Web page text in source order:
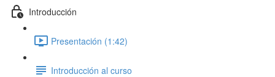
Introducción
Presentación (1:42)
Introducción al curso